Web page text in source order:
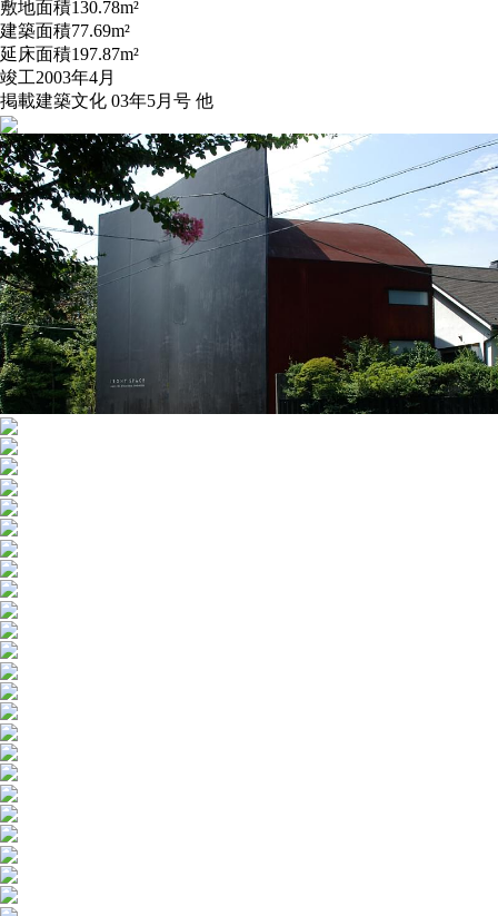
敷地面積130.78m²
建築面積77.69m²
延床面積197.87m²
竣工2003年4月
掲載建築文化 03年5月号 他